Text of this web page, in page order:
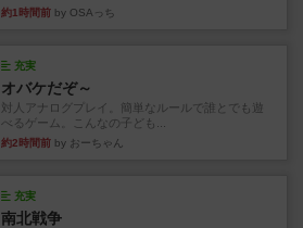
約1時間前 by OSAっち
充実
オバケだぞ～
対人アナログプレイ。簡単なルールで誰とでも遊
べるゲーム。こんなの子ども...
約2時間前 by おーちゃん
充実
南北戦争